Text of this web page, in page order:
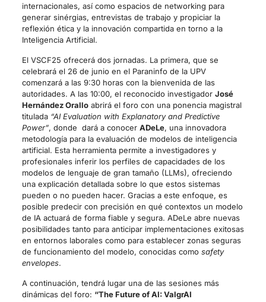
internacionales, así como espacios de networking para
generar sinérgias, entrevistas de trabajo y propiciar la
reflexión ética y la innovación compartida en torno a la
Inteligencia Artificial.
El VSCF25 ofrecerá dos jornadas. La primera, que se
celebrará el 26 de junio en el Paraninfo de la UPV
comenzará a las 9:30 horas con la bienvenida de las
autoridades. A las 10:00, el reconocido investigador José
Hernández Oralloabrirá el foro con una ponencia magistral
titulada “AI Evaluation with Explanatory and Predictive
Power”, donde dará a conocer ADeLe, una innovadora
metodología para la evaluación de modelos de inteligencia
artificial. Esta herramienta permite a investigadores y
profesionales inferir los perfiles de capacidades de los
modelos de lenguaje de gran tamaño (LLMs), ofreciendo
una explicación detallada sobre lo que estos sistemas
pueden o no pueden hacer. Gracias a este enfoque, es
posible predecir con precisión en qué contextos un modelo
de IA actuará de forma fiable y segura. ADeLe abre nuevas
posibilidades tanto para anticipar implementaciones exitosas
en entornos laborales como para establecer zonas seguras
de funcionamiento del modelo, conocidas como safety
envelopes.
A continuación, tendrá lugar una de las sesiones más
dinámicas del foro: “The Future of AI: ValgrAI